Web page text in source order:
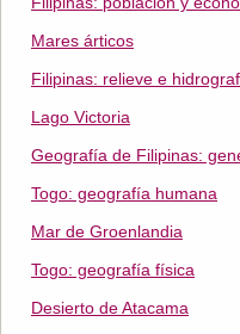
Mares árticos
Filipinas: relieve e
Lago Victoria
Geografía de Filipinas:
Togo: geografía humana
Mar de Groenlandia
Togo: geografía física
Desierto de Atacama